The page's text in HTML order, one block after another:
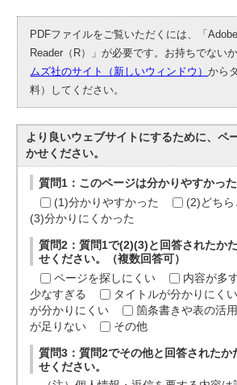
PDFファイルをご覧いただくには、「Adobe
Reader（R）」が必要です。お持ちでない
ムズ社のサイト（新しいウィンドウ）から
料）してください。
より良いウェブサイトにするために、ペ
かせください。
質問1：このページは分かりやすかっ
(1)分かりやすかった
(2)どち
(3)分かりにくかった
質問2：質問1で(2)(3)と回答されたか
せください。（複数回答可）
ページを探しにくい
内容が多
少なすぎる
タイトルが分かりにくい
が分かりにくい
箇条書きや表の活
が足りない
その他
質問3：質問2でその他と回答されたか
せください。